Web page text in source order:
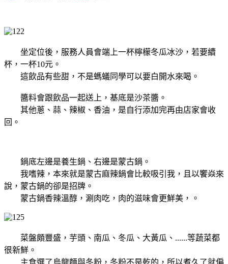
坐定位後，服務人員會端上一杯檸檬冬瓜冰沙，若要續
杯，一杯10元。
這飲品有些甜，不是螞蟻同學可以要白開水來喝。
醬料會跟飲品一起送上，基底是沙茶醬。
其他蔥、蒜、辣椒、香油，是自行添加完再由店家會收
回。
鍋底左邊是養生鍋、右邊是蒙古鍋。
我嗜辣，本來就是蒙古麻辣鍋會比較吸引我，且以饗焱來
說，蒙古鍋的卻是招牌。
蒙古鍋香辣溫醇，涮肉吃，肉的滋味會更鮮美，
。
菜盤頗豐盛，芋頭、南瓜、冬瓜、大黃瓜、......等蔬菜都
很新鮮。
主食選了烏龍麵與冬粉，冬粉不是乾的，所以煮久了就偏